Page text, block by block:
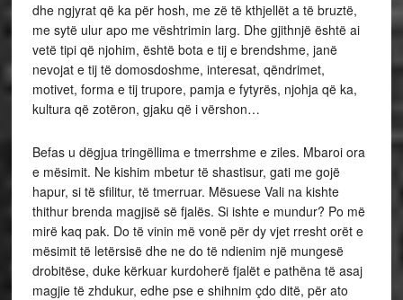
dhe ngjyrat që ka për hosh, me zë të kthjellët a të bruztë,
me sytë ulur apo me vështrimin larg. Dhe gjithnjë është ai
vetë tipi që njohim, është bota e tij e brendshme, janë
nevojat e tij të domosdoshme, interesat, qëndrimet,
motivet, forma e tij trupore, pamja e fytyrës, njohja që ka,
kultura që zotëron, gjaku që i vërshon…
Befas u dëgjua tringëllima e tmerrshme e ziles. Mbaroi ora
e mësimit. Ne kishim mbetur të shastisur, gati me gojë
hapur, si të sfilitur, të tmerruar. Mësuese Vali na kishte
thithur brenda magjisë së fjalës. Si ishte e mundur? Po më
mirë kaq pak. Do të vinin më vonë për dy vjet rresht orët e
mësimit të letërsisë dhe ne do të ndienim një mungesë
drobitëse, duke kërkuar kurdoherë fjalët e pathëna të asaj
magjie të zhdukur, edhe pse e shihnim çdo ditë, për ato